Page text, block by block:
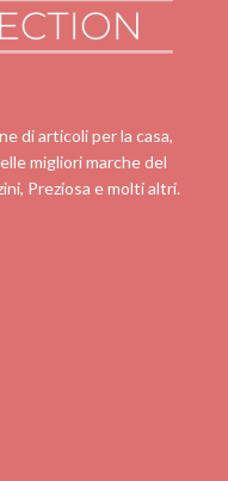
di articoli per la casa,
migliori marche del
Preziosa e molti altri.